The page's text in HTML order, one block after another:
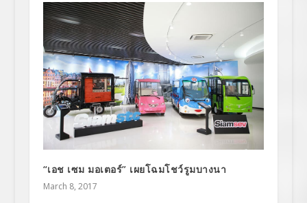
“เอช เซม มอเตอร์” เผยโฉมโชว์รูมบางนา
March 8, 2017